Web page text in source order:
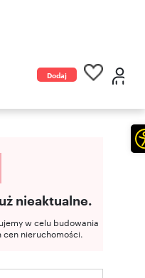
Dodaj
nieaktualne.
w celu budowania
nieruchomości.